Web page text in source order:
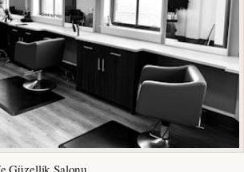
Güzellik Salonu